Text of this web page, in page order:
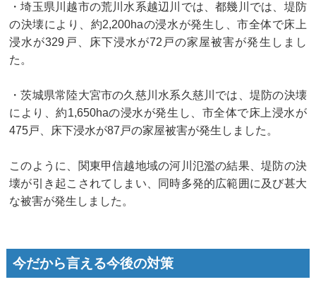
・埼玉県川越市の荒川水系越辺川では、都幾川では、堤防
の決壊により、約2,200haの浸水が発生し、市全体で床上
浸水が329戸、床下浸水が72戸の家屋被害が発生しまし
た。
・茨城県常陸大宮市の久慈川水系久慈川では、堤防の決壊
により、約1,650haの浸水が発生し、市全体で床上浸水が
475戸、床下浸水が87戸の家屋被害が発生しました。
このように、関東甲信越地域の河川氾濫の結果、堤防の決
壊が引き起こされてしまい、同時多発的広範囲に及び甚大
な被害が発生しました。
今だから言える今後の対策